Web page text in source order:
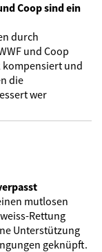
Coop sind ein
durch
und Coop
kompensiert und
die
wer
mutlosen
Rettung
Unterstützung
geknüpft.